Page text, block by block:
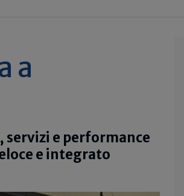
a
servizi e performance
e integrato